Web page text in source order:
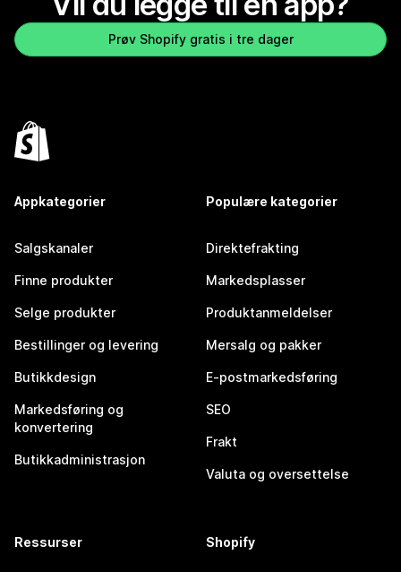
Prøv Shopify gratis i tre dager
Appkategorier
Salgskanaler
Finne produkter
Selge produkter
Bestillinger og levering
Butikkdesign
Markedsføring og
konvertering
Butikkadministrasjon
Populære kategorier
Direktefrakting
Markedsplasser
Produktanmeldelser
Mersalg og pakker
E-postmarkedsføring
SEO
Frakt
Valuta og oversettelse
Ressurser Shopify